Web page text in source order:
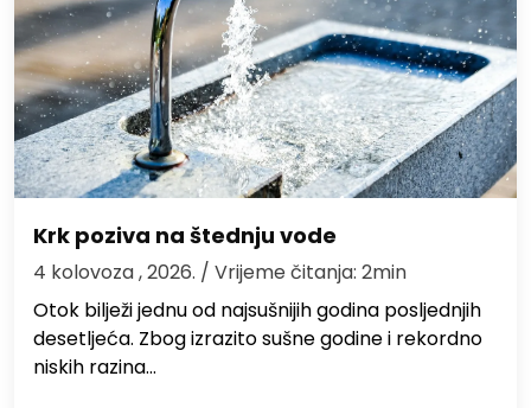
Krk poziva na štednju vode
4 kolovoza , 2026. / Vrijeme čitanja: 2min
Otok bilježi jednu od najsušnijih godina posljednjih
desetljeća. Zbog izrazito sušne godine i rekordno
niskih razina…